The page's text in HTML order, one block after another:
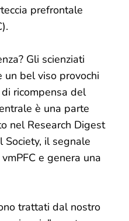
prefrontale
Gli scienziati
un bel viso provochi
ricompensa del
è una parte
nel Research Digest
Society, il segnale
e genera una
trattati dal nostro